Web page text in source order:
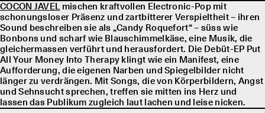
COCON JAVELmischen kraftvollen Electronic-Pop mit
schonungsloser Präsenz und zartbitterer Verspieltheit – ihren
Sound beschreiben sie als „Candy Roquefort“ – süss wie
Bonbons und scharf wie Blauschimmelkäse, eine Musik, die
gleichermassen verführt und herausfordert. Die Debüt-EP Put
All Your Money Into Therapy klingt wie ein Manifest, eine
Aufforderung, die eigenen Narben und Spiegelbilder nicht
länger zu verdrängen. Mit Songs, die von Körperbildern, Angst
und Sehnsucht sprechen, treffen sie mitten ins Herz und
lassen das Publikum zugleich laut lachen und leise nicken.